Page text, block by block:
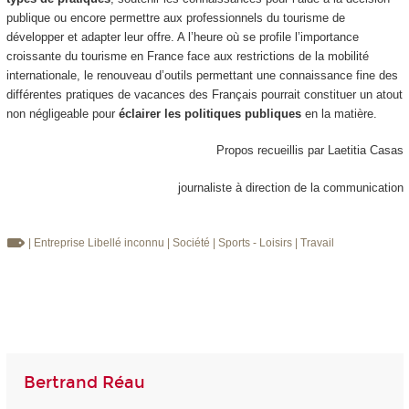
publique ou encore permettre aux professionnels du tourisme de
développer et adapter leur offre. A l’heure où se profile l’importance
croissante du tourisme en France face aux restrictions de la mobilité
internationale, le renouveau d’outils permettant une connaissance fine des
différentes pratiques de vacances des Français pourrait constituer un atout
non négligeable pour éclairer les politiques publiques en la matière.
Propos recueillis par Laetitia Casas
journaliste à direction de la communication
| Entreprise Libellé inconnu | Société | Sports - Loisirs | Travail
Bertrand Réau